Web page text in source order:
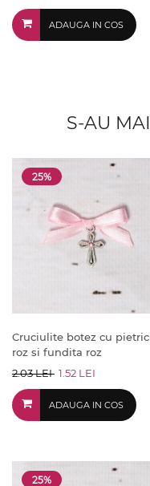
ADAUGA IN COS
S-AU
25%
Cruciulite botez cu
roz si fundita roz
2.03 LEI 1.52 LEI
ADAUGA IN COS
25%